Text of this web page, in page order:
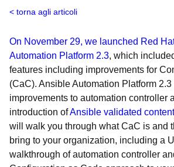
torna agli articoli
On November 29, we launched Red
Automation Platform 2.3, which
features including improvements for
(CaC). Ansible Automation Platform
improvements to automation controller
introduction ofAnsible validated content
will walk you through what CaC is and
bring to your organization, including a
walkthrough of automation controller